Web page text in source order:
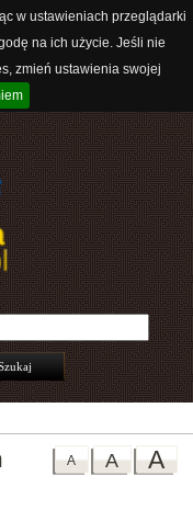
w ustawieniach przeglądarki
na ich użycie. Jeśli nie
zmień ustawienia swojej
A
A
A